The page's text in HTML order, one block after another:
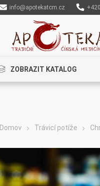
info@apotekatcm.cz
ZOBRAZIT KATALOG
Domov Trávicí potíže